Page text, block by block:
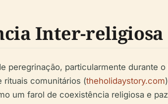
Inter-religiosa
peregrinação, particularmente durante
rituais comunitários (theholidaystory.com
um farol de coexistência religiosa e